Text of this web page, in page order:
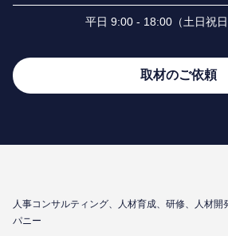
平⽇ 9:00 - 18:00（⼟⽇祝⽇
取材のご依頼
⼈事コンサルティング、⼈材育成、研修、⼈材開
パニー